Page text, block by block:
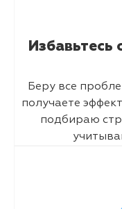
Избавьтесь
Беру все
получаете
подбираю